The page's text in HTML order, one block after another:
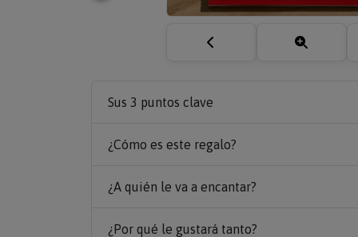
Sus 3 puntos clave
¿Cómo es este regalo?
¿A quién le va a encantar?
¿Por qué le gustará tanto?